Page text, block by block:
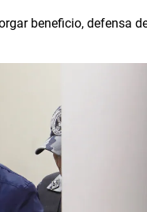
beneficio, defensa